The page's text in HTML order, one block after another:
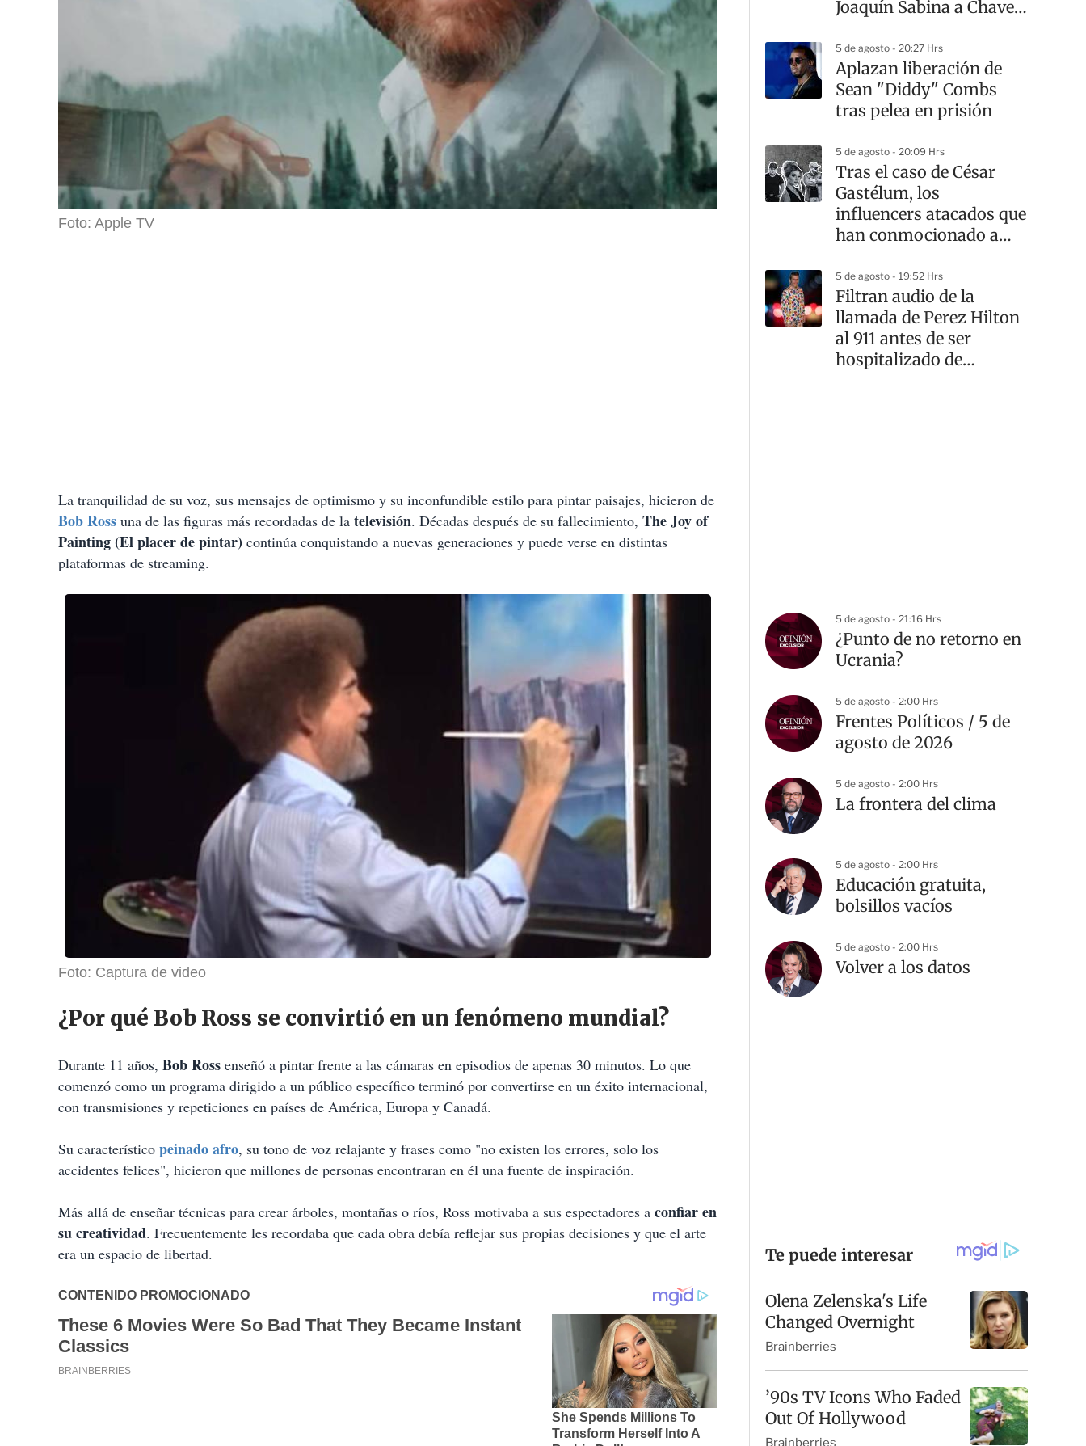
Foto: Apple TV
La tranquilidad de su voz, sus mensajes de optimismo y su inconfundible estilo para pintar paisajes, hicieron de
Bob Ross una de las figuras más recordadas de la televisión. Décadas después de su fallecimiento, The Joy of
Painting (El placer de pintar) continúa conquistando a nuevas generaciones y puede verse en distintas
plataformas de streaming.
Foto: Captura de video
¿Por qué Bob Ross se convirtió en un fenómeno mundial?
Durante 11 años, Bob Ross enseñó a pintar frente a las cámaras en episodios de apenas 30 minutos. Lo que
comenzó como un programa dirigido a un público específico terminó por convertirse en un éxito internacional,
con transmisiones y repeticiones en países de América, Europa y Canadá.
Su característico peinado afro, su tono de voz relajante y frases como "no existen los errores, solo los
accidentes felices", hicieron que millones de personas encontraran en él una fuente de inspiración.
Más allá de enseñar técnicas para crear árboles, montañas o ríos, Ross motivaba a sus espectadores a confiar en
su creatividad. Frecuentemente les recordaba que cada obra debía reflejar sus propias decisiones y que el arte
era un espacio de libertad.
Joaquín Sabina a Chavela
5 de agosto - 20:27 Hrs
Aplazan liberación de
Sean "Diddy" Combs
tras pelea en prisión
5 de agosto - 20:09 Hrs
Tras el caso de César
Gastélum, los
influencers atacados que
han conmocionado a
5 de agosto - 19:52 Hrs
Filtran audio de la
llamada de Perez Hilton
al 911 antes de ser
hospitalizado de
5 de agosto - 21:16 Hrs
¿Punto de no retorno en
Ucrania?
5 de agosto - 2:00 Hrs
Frentes Políticos / 5 de
agosto de 2026
5 de agosto - 2:00 Hrs
La frontera del clima
5 de agosto - 2:00 Hrs
Educación gratuita,
bolsillos vacíos
5 de agosto - 2:00 Hrs
Volver a los datos